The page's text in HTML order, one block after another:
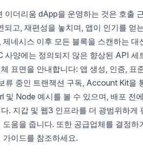
이더리움 dApp을 운영하는 것은 호출
고, 재편성을 놓치며, 앱이 인기를 얻
네시스 이후 모든 블록을 스캔하는
양에는 정의되지 않은 향상된 API 세
표면을 안내합니다: 앱 생성, 인증, 표
류 중인 트랜잭션 구독, Account Kit을
및 Node 예시를 볼 수 있으며, 배포 전
. 지갑 및 웹3 인프라를 더 광범위하게
움을 줍니다. 또한 공급업체를 결정하
가이드를 참조하세요.